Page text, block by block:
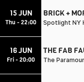
15 JUN
Thu - 22:00
BRICK +
Spotlight NY
16 JUN
Fri - 20:00
THE FAB
The